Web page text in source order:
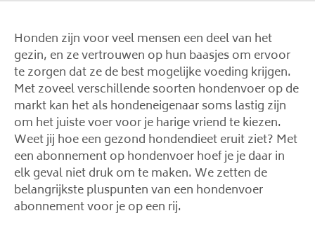
Honden zijn voor veel mensen een deel van het
gezin, en ze vertrouwen op hun baasjes om ervoor
te zorgen dat ze de best mogelijke voeding krijgen.
Met zoveel verschillende soorten hondenvoer op de
markt kan het als hondeneigenaar soms lastig zijn
om het juiste voer voor je harige vriend te kiezen.
Weet jij hoe een gezond hondendieet eruit ziet? Met
een abonnement op hondenvoer hoef je je daar in
elk geval niet druk om te maken. We zetten de
belangrijkste pluspunten van een hondenvoer
abonnement voor je op een rij.